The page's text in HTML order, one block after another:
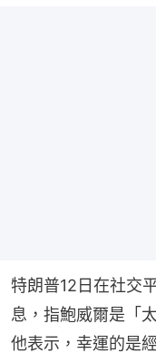
特朗普12日在社交
息，指鮑威爾是「
他表示，幸運的是